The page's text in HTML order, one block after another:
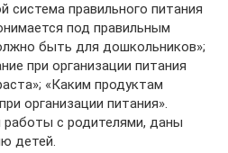
система правильного питания
под правильным
быть для дошкольников»;
при организации питания
«Каким продуктам
организации питания».
с родителями, даны
детей.